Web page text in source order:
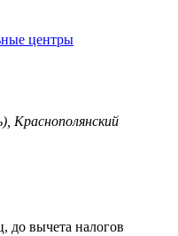
центры
Краснополянский
до вычета налогов